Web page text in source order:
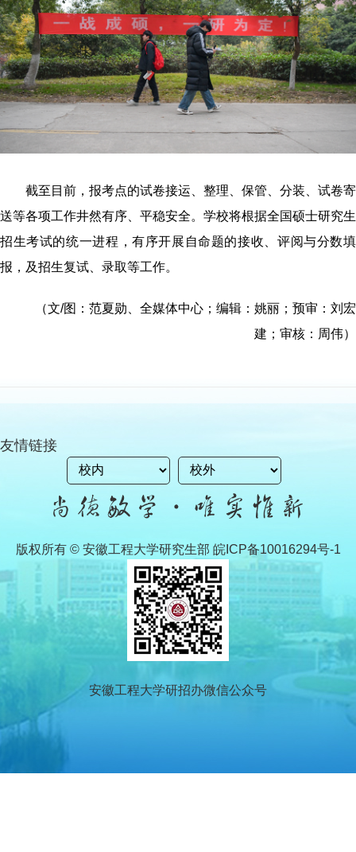
截至目前，报考点的试卷接运、整理、保管、分装、试卷寄
送等各项工作井然有序、平稳安全。学校将根据全国硕士研究生
招生考试的统一进程，有序开展自命题的接收、评阅与分数填
报，及招生复试、录取等工作。
（文/图：范夏勋、全媒体中心；编辑：姚丽；预审：刘宏
建；审核：周伟）
友情链接
版权所有 © 安徽工程大学研究生部 皖ICP备10016294号-1
安徽工程大学研招办微信公众号